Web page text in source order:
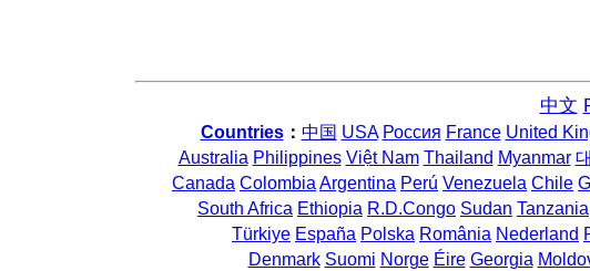
中文
Countries： 中国 USA Россия France United
Australia Philippines Việt Nam Thailand Myanmar
Canada Colombia Argentina Perú Venezuela Chile
South Africa Ethiopia R.D.Congo Sudan Tanzania
Türkiye España Polska România Nederland
Denmark Suomi Norge Éire Georgia